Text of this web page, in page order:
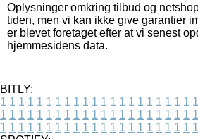
Oplysninger omkring tilbud og
tiden, men vi kan ikke give garantier
er blevet foretaget efter at vi senest
hjemmesidens data.
BITLY:
1 1 1 1 1 1 1 1 1 1 1 1 1 1 1 1 1 1 1 1 1 1
1 1 1 1 1 1 1 1 1 1 1 1 1 1 1 1 1 1 1 1 1 1
1 1 1 1 1 1 1 1 1 1 1 1 1 1 1 1 1 1 1 1 1 1